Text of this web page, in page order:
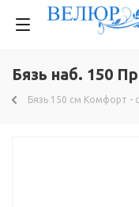
Бязь наб. 150
Бязь 150 см Комфорт -